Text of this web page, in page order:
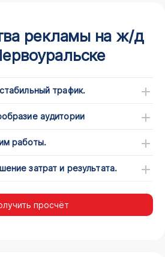
рекламы на ж/д
трафик.
аудитории
работы.
затрат и результата.
просчёт